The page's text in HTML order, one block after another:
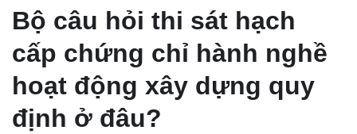
Bộ câu hỏi thi sát hạch
cấp chứng chỉ hành nghề
hoạt động xây dựng quy
định ở đâu?